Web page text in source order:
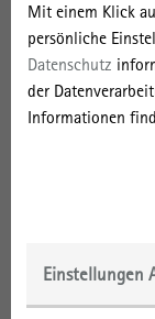
Mit einem Klick
persönliche
Datenschutz
der
Informationen
Einstellungen
Die Dissertation
Geographie der
Publikationen
Kleibert, J. M.,